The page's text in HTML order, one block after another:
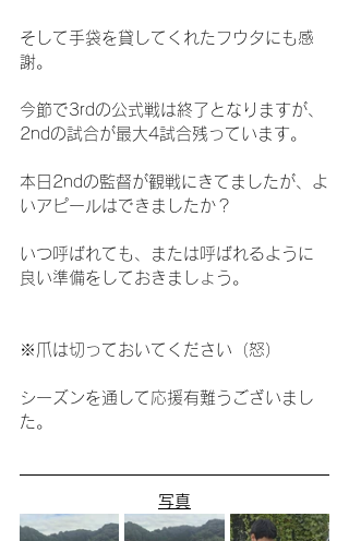
そして手袋を貸してくれたフウタにも感
謝。
今節で3rdの公式戦は終了となりますが、
2ndの試合が最大4試合残っています。
本日2ndの監督が観戦にきてましたが、よ
いアピールはできましたか？
いつ呼ばれても、または呼ばれるように
良い準備をしておきましょう。
※爪は切っておいてください（怒）
シーズンを通して応援有難うございまし
た。
写真